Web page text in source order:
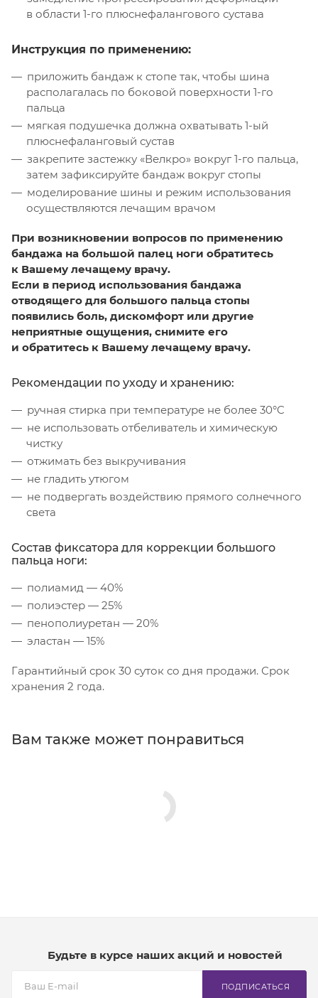
в области 1-го плюснефалангового сустава
Инструкция по применению:
приложить бандаж к стопе так, чтобы шина
располагалась по боковой поверхности 1-го
пальца
мягкая подушечка должна охватывать 1-ый
плюснефаланговый сустав
закрепите застежку «Велкро» вокруг 1-го пальца,
затем зафиксируйте бандаж вокруг стопы
моделирование шины и режим использования
осуществляются лечащим врачом
При возникновении вопросов по применению
бандажа на большой палец ноги обратитесь
к Вашему лечащему врачу.
Если в период использования бандажа
отводящего для большого пальца стопы
появились боль, дискомфорт или другие
неприятные ощущения, снимите его
и обратитесь к Вашему лечащему врачу.
Рекомендации по уходу и хранению:
ручная стирка при температуре не более 30°C
не использовать отбеливатель и химическую
чистку
отжимать без выкручивания
не гладить утюгом
не подвергать воздействию прямого солнечного
света
Состав фиксатора для коррекции большого
пальца ноги:
полиамид — 40%
полиэстер — 25%
пенополиуретан — 20%
эластан — 15%
Гарантийный срок 30 суток со дня продажи. Срок
хранения 2 года.
Вам также может понравиться
Будьте в курсе наших акций и новостей
ПОДПИСАТЬСЯ